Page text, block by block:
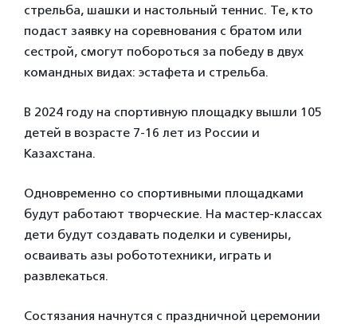
стрельба, шашки и настольный теннис. Те, кто
подаст заявку на соревнования с братом или
сестрой, смогут побороться за победу в двух
командных видах: эстафета и стрельба.
В 2024 году на спортивную площадку вышли 105
детей в возрасте 7-16 лет из России и
Казахстана.
Одновременно со спортивными площадками
будут работают творческие. На мастер-классах
дети будут создавать поделки и сувениры,
осваивать азы робототехники, играть и
развлекаться.
Состязания начнутся с праздничной церемонии